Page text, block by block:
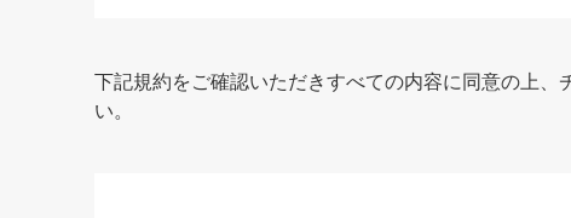
下記規約をご確認いただきすべての内容に同意の上
い。